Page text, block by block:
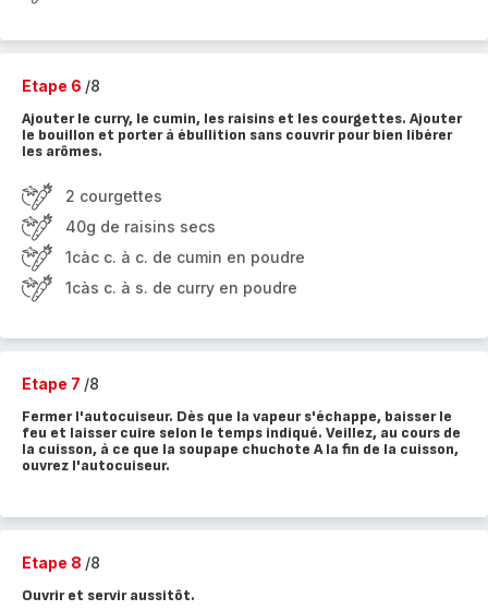
Etape 6 /8
Ajouter le curry, le cumin, les raisins et les courgettes. Ajouter
le bouillon et porter à ébullition sans couvrir pour bien libérer
les arômes.
2 courgettes
40g de raisins secs
1càc c. à c. de cumin en poudre
1càs c. à s. de curry en poudre
Etape 7 /8
Fermer l'autocuiseur. Dès que la vapeur s'échappe, baisser le
feu et laisser cuire selon le temps indiqué. Veillez, au cours de
la cuisson, à ce que la soupape chuchote A la fin de la cuisson,
ouvrez l'autocuiseur.
Etape 8 /8
Ouvrir et servir aussitôt.